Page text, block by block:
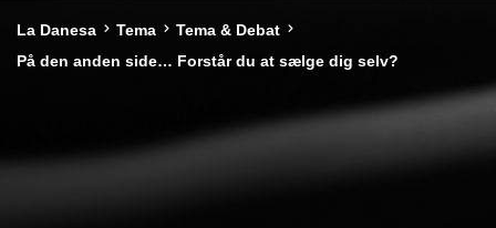
La Danesa Tema
Tema & Debat
På den anden side… Forstår du at sælge dig selv?